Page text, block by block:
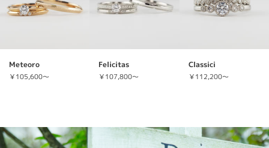
Meteoro
￥105,600～
Felicitas
￥107,800～
Classici
￥112,200～